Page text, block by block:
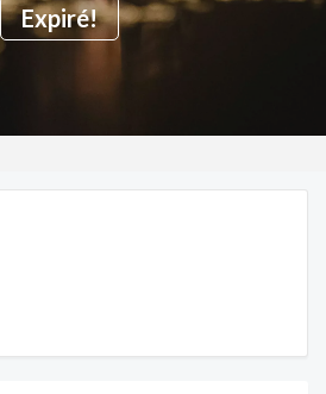
Expiré!